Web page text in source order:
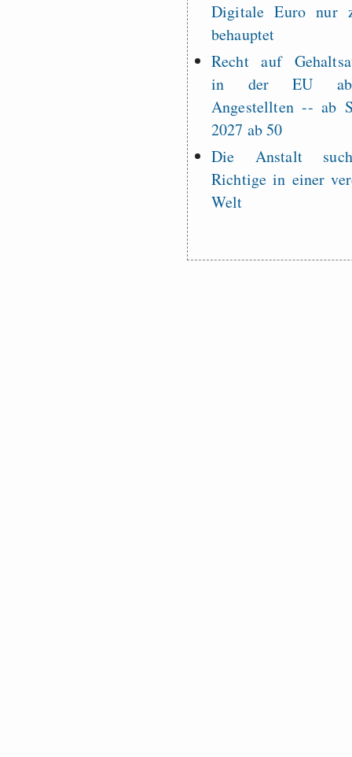
Digitale Euro nur
behauptet
Recht auf
in der EU
Angestellten -- ab
2027 ab 50
Die Anstalt
Richtige in einer
Welt